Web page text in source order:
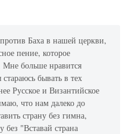
Баха в нашей церкви,
пение, которое
Мне больше нравится
бывать в тех
Русское и Византийское
что нам далеко до
страну без гимна,
"Вставай страна